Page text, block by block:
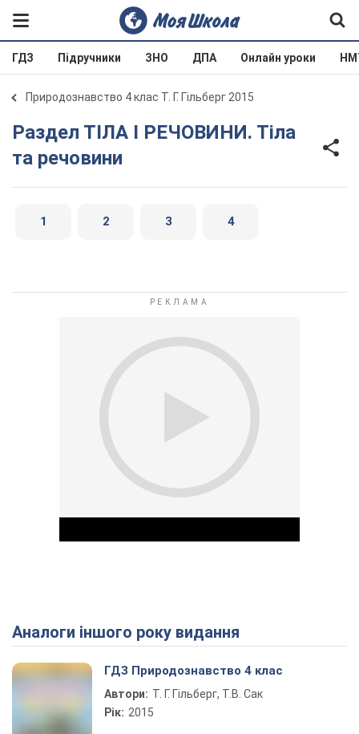
ГДЗ Підручники ЗНО ДПА Онлайн уроки
Природознавство 4 клас Т. Г. Гільберг 2015
Раздел ТIЛА I РЕЧОВИНИ. Тіла
та речовини
1 2 3 4
Play Video
Аналоги іншого року видання
ГДЗ Природознавство 4 клас
Автори: Т. Г. Гільберг, Т.В. Сак
Рік: 2015